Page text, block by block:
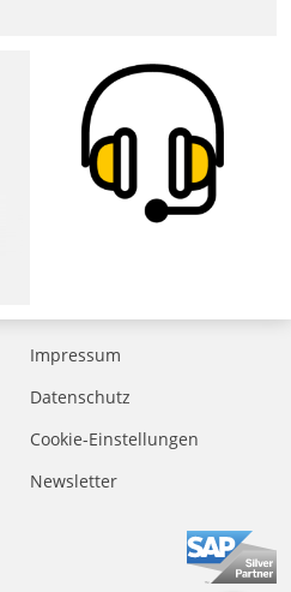
Impressum
Datenschutz
Cookie-Einstellungen
Newsletter